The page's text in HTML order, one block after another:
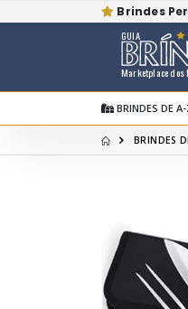
Brindes
Marketplace dos
GUIA
BRINDES DE
BRINDES